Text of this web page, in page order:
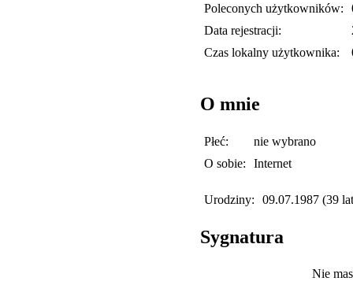
Poleconych użytkowników:
Data rejestracji:
Czas lokalny użytkownika:
O mnie
Płeć:
nie wybrano
O sobie:
Internet
Urodziny: 09.07.1987 (39
Sygnatura
Nie